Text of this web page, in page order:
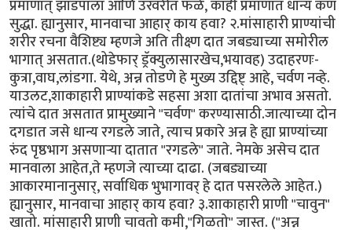
प्रमाणात् झाडपाला आणि उरवरीत फळे, काही प्रमाणात धान्य कण
सुद्धा. ह्यानुसार, मानवाचा आहार् काय हवा? २.मांसाहारी प्राण्यांची
शरीर रचना वैशिष्ट्य म्हणजे अति तीक्ष्ण दात जबड्याच्या समोरील
भागात् असतात.(थोडेफार् ड्रॅक्युलासारखेच,भयावह) उदाहरणः-
कुत्रा,वाघ,लांडगा. येथे, अन्न तोडणे हे मुख्य उद्दिष्ट् आहे, चर्वण नव्हे.
याउलट,शाकाहारी प्राण्यांकडे सहसा अशा दातांचा अभाव असतो.
त्यांचे दात असतात प्रामुख्याने "चर्वण" करण्यासाठी.जात्याच्या दोन
दगडात जसे धान्य रगडले जाते, त्याच प्रकारे अन्न हे ह्या प्राण्यांच्या
रुंद पृष्ठभाग असणार्‍या दातात "रगडले" जाते. नेमके असेच दात
मानवाला आहेत,ते म्हणजे त्याच्या दाढा. (जबड्याच्या
आकारमानानुसार्, सर्वाधिक भुभागावर् हे दात पसरलेले आहेत.)
ह्यानुसार, मानवाचा आहार् काय हवा? ३.शाकाहारी प्राणी "चावुन"
खातो. मांसाहारी प्राणी चावतो कमी,"गिळतो" जास्त. ("अन्न